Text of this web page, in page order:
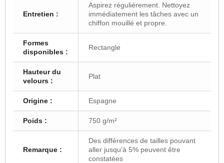
Entretien :
Aspirez régulièrement. Nettoyez
immédiatement les tâches avec un
chiffon mouillé et propre.
Formes
disponibles :
Rectangle
Hauteur du
velours :
Plat
Origine : Espagne
Poids : 750 g/m²
Remarque :
Des différences de tailles pouvant
aller jusqu'à 5% peuvent être
constatées